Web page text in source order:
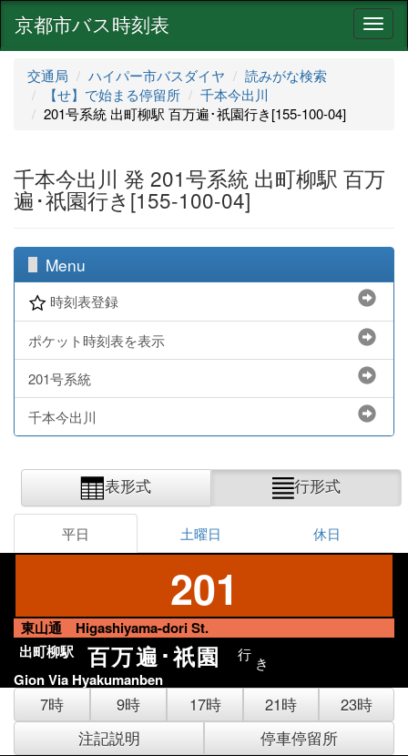
ナ
ビ
京都市バス時刻表
交通局 ハイパー市バスダイヤ
読みがな検索
【せ】で始まる停留所
千本今出川
201号系統 出町柳駅 百万遍･祇園行き[155-100-04]
千本今出川 発 201号系統 出町柳駅 百万
遍･祇園行き[155-100-04]
Menu
時刻表登録
ポケット時刻表を表示
201号系統
千本今出川
表形式 行形式
平日 土曜日 休日
201
東山通 Higashiyama-dori St.
出町柳駅
百万遍･祇園 行 き
Gion Via Hyakumanben
7時 9時 17時 21時
23時
注記説明
停車停留所